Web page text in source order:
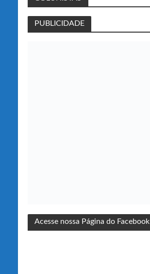
PUBLICIDADE
Acesse nossa Página do Facebook